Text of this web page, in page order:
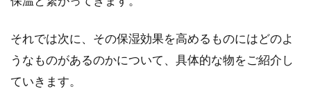
すね毛をバリカンで剃ると濃くなる
それでは次に、その保湿効果を高めるものにはどのよ
うなものがあるのかについて、具体的な物をご紹介し
ていきます。